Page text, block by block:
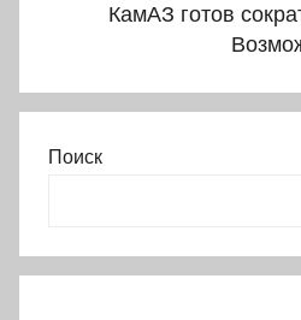
КамАЗ готов
Поиск